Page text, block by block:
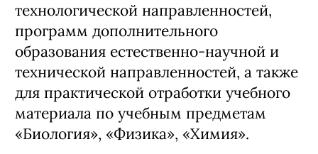
технологической направленностей,
программ дополнительного
образования естественно-научной и
технической направленностей, а также
для практической отработки учебного
материала по учебным предметам
«Биология», «Физика», «Химия».